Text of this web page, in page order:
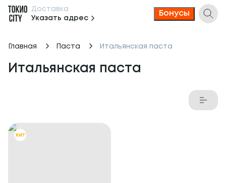
Доставка
Указать адрес
Бонусы
Главная Паста Итальянская паста
Итальянская паста